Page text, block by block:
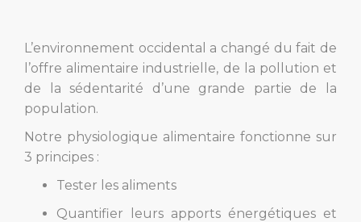
L’environnement occidental a changé du fait de
l’offre alimentaire industrielle, de la pollution et
de la sédentarité d’une grande partie de la
population.
Notre physiologique alimentaire fonctionne sur
3 principes :
Tester les aliments
Quantifier leurs apports énergétiques et